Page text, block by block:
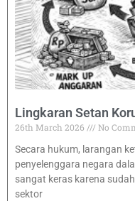
Lingkaran Setan
26th March 2026
No
Secara hukum, larangan
penyelenggara negara
sangat keras karena
sektor